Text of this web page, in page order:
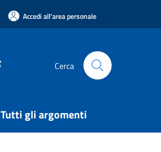
Accedi all'area personale
Cerca
Tutti gli argomenti